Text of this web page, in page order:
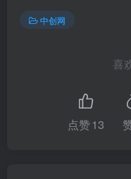
中创网
喜
点赞13